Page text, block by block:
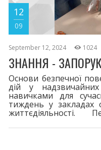
12
09
September 12, 2024 1024
ЗНАННЯ -
Основи безпечної
дій у
навичками для
тиждень у закладах
відповідальне